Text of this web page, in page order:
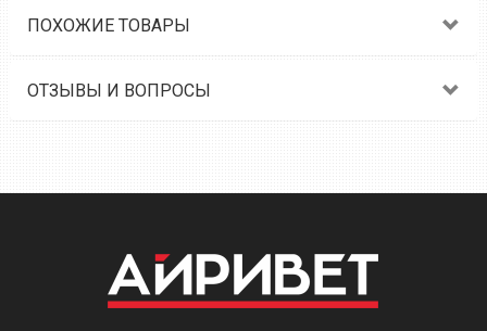
ПОХОЖИЕ ТОВАРЫ
ОТЗЫВЫ И ВОПРОСЫ